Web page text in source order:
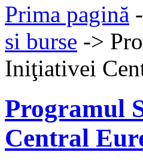
Prima pagină
si burse ->
Iniţiativei
Programul
Central